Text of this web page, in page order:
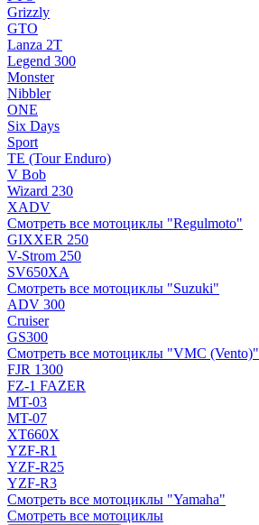
Grizzly
GTO
Lanza 2T
Legend 300
Monster
Nibbler
ONE
Six Days
Sport
TE (Tour Enduro)
V Bob
Wizard 230
XADV
Смотреть все мотоциклы "Regulmoto"
GIXXER 250
V-Strom 250
SV650XA
Смотреть все мотоциклы "Suzuki"
ADV 300
Cruiser
GS300
Смотреть все мотоциклы "VMC (Vento)"
FJR 1300
FZ-1 FAZER
MT-03
MT-07
XT660X
YZF-R1
YZF-R25
YZF-R3
Смотреть все мотоциклы "Yamaha"
Смотреть все мотоциклы